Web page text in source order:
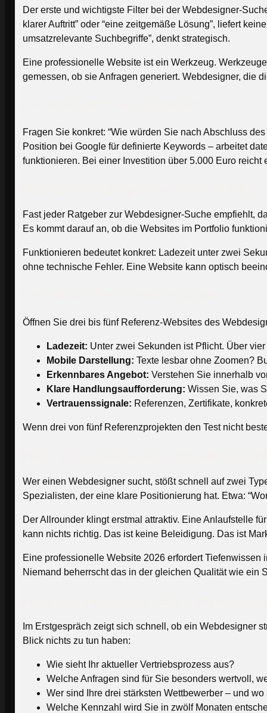
Der erste und wichtigste Filter bei der Webdesigner-
klarer Auftritt” oder “eine zeitgemäße Lösung”, liefert
umsatzrelevante Suchbegriffe”, denkt strategisch.
Eine professionelle Website ist ein Werkzeug.
gemessen, ob sie Anfragen generiert. Webdesigner, die
Fragen Sie konkret: “Wie würden Sie nach Abschluss
Position bei Google für definierte Keywords – arbeitet
funktionieren. Bei einer Investition über 5.000 Euro reicht
Fast jeder Ratgeber zur Webdesigner-Suche empfiehlt,
Es kommt darauf an, ob die Websites im Portfolio
Funktionieren bedeutet konkret: Ladezeit unter zwei
ohne technische Fehler. Eine Website kann optisch
Öffnen Sie drei bis fünf Referenz-Websites des
Ladezeit: Unter zwei Sekunden ist Pflicht. Über
Mobile Darstellung: Texte lesbar ohne Zoomen?
Erkennbares Angebot: Verstehen Sie innerhalb
Klare Handlungsaufforderung: Wissen Sie, was
Vertrauenssignale: Referenzen, Zertifikate,
Wenn drei von fünf Referenzprojekten den Test nicht
Wer einen Webdesigner sucht, stößt schnell auf zwei
Spezialisten, der eine klare Positionierung hat. Etwa:
Der Allrounder klingt erstmal attraktiv. Eine Anlaufstelle
kann nichts richtig. Das ist keine Beleidigung. Das ist
Eine professionelle Website 2026 erfordert
Niemand beherrscht das in der gleichen Qualität wie
Im Erstgespräch zeigt sich schnell, ob ein Webdesigner
Blick nichts zu tun haben:
Wie sieht Ihr aktueller Vertriebsprozess aus?
Welche Anfragen sind für Sie besonders wertvoll,
Wer sind Ihre drei stärksten Wettbewerber – und
Welche Kennzahl wird Sie in zwölf Monaten